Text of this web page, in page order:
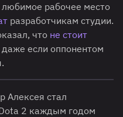
любимое рабочее место
разработчикам студии.
что не стоит
даже если оппонентом
Алексея стал
2 каждым годом